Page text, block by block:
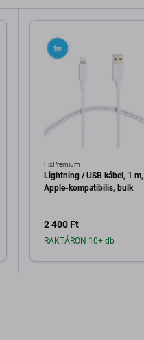
FixPremium
Lightning / USB kábel, 1 m,
Apple-kompatibilis, bulk
2 400 Ft
RAKTÁRON 10+ db